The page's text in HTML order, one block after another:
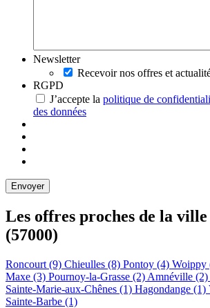
Newsletter
Recevoir nos offres et
RGPD
J’accepte la politique de
des données
Les offres proches de la ville
(57000)
Roncourt (9) Chieulles (8) Pontoy (4) Woippy
Maxe (3) Pournoy-la-Grasse (2) Amnéville (2)
Sainte-Marie-aux-Chênes (1) Hagondange (1)
Sainte-Barbe (1)